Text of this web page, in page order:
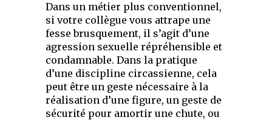
Dans un métier plus conventionnel,
si votre collègue vous attrape une
fesse brusquement, il s’agit d’une
agression sexuelle répréhensible et
condamnable. Dans la pratique
d’une discipline circassienne, cela
peut être un geste nécessaire à la
réalisation d’une figure, un geste de
sécurité pour amortir une chute, ou